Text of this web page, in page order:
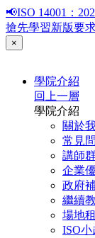
📢ISO 14001：
搶先學習新版要求
×
學院介紹
回上一層
學院介紹
關於
常見
講師
企業
政府
繼續
場地
ISO